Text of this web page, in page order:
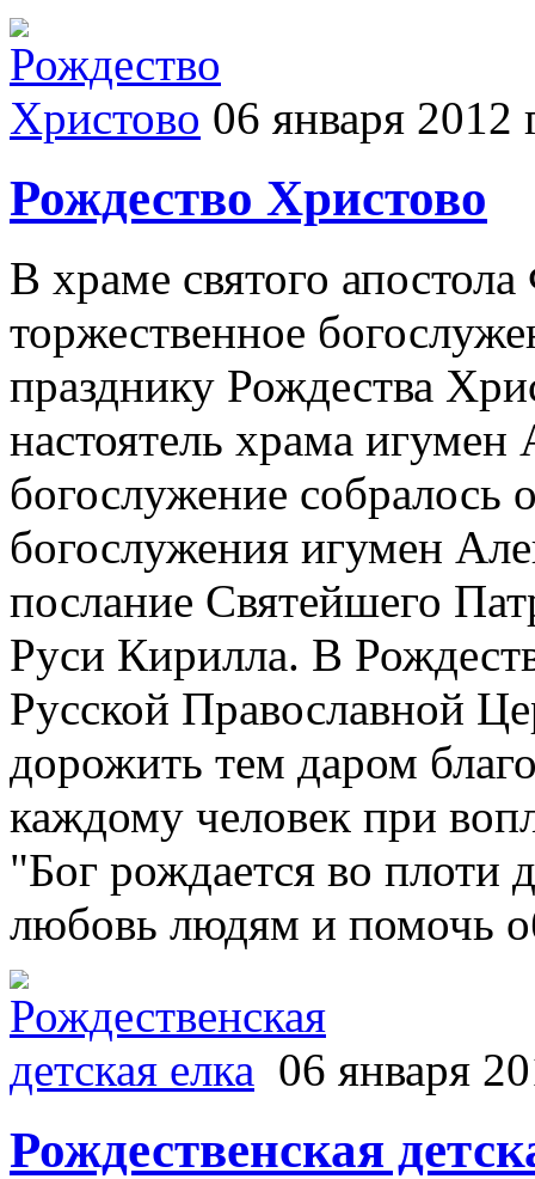
06 января 2012
Рождество Христово
В храме святого
торжественное
празднику Рождества
настоятель храма
богослужение собралось
богослужения игумен
послание Святейшего
Руси Кирилла. В
Русской Православной
дорожить тем даром
каждому человек при
"Бог рождается во плоти
любовь людям и помочь
06 января
Рождественская